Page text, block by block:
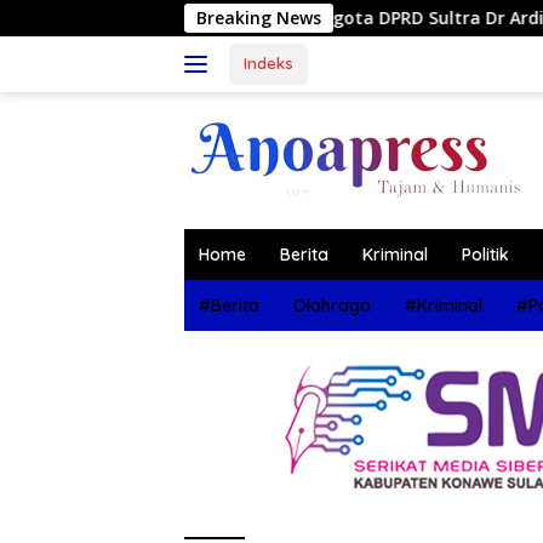
ke
Breaking News
di Labela, Anggota DPRD Sultra Dr Ardin Akan
Indeks
Home Berita Kriminal Politik
#Berita Olahraga #Kriminal